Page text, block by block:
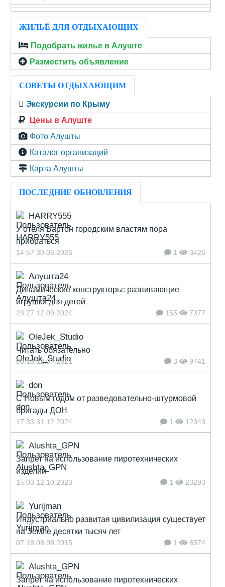
ЖИЛЬЁ ДЛЯ ОТДЫХАЮЩИХ
Подобрать жилье в Алуште
Разместить объявление
СОВЕТЫ ОТДЫХАЮЩИМ
Экскурсии по Крыму
Цены в Алуште
Фото Алушты
Каталог организаций
Карта Алушты
ПОСЛЕДНИЕ ОБНОВЛЕНИЯ
HARRY555
У отеля Бартон городским властям пора
прибраться
14:57 30.06.2026 1 3426
Алушта24
Динамические конструкторы: развивающие
игрушки для детей
23:27 12.09.2024 155 7377
OleJek_Studio
Читать обязательно
08:18 12.07.2021 3 9741
don
С Новым годом от разведовательно-штурмовой
бригады ДОН
17:33 31.12.2024 1 12343
Alushta_GPN
Запрет на использование пиротехнических
изделий
15:03 12.10.2023 1 23293
Yurijman
Индустриально развитая цивилизация существует
на Земле десятки тысяч лет
07:18 08.08.2015 1 8574
Alushta_GPN
Запрет на использование пиротехнических